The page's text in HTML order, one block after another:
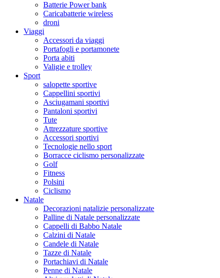
Batterie Power bank
Caricabatterie wireless
droni
Viaggi
Accessori da viaggi
Portafogli e portamonete
Porta abiti
Valigie e trolley
Sport
salopette sportive
Cappellini sportivi
Asciugamani sportivi
Pantaloni sportivi
Tute
Attrezzature sportive
Accessori sportivi
Tecnologie nello sport
Borracce ciclismo personalizzate
Golf
Fitness
Polsini
Ciclismo
Natale
Decorazioni natalizie personalizzate
Palline di Natale personalizzate
Cappelli di Babbo Natale
Calzini di Natale
Candele di Natale
Tazze di Natale
Portachiavi di Natale
Penne di Natale